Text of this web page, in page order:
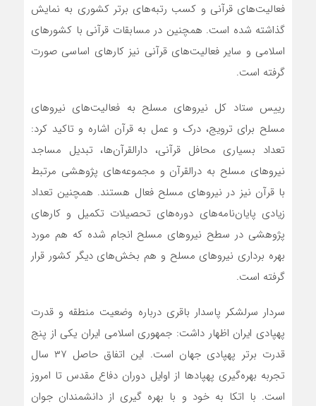
فعالیت‌های قرآنی و کسب رتبه‌های برتر کشوری به نمایش
گذاشته شده است. همچنین در مسابقات قرآنی با کشورهای
اسلامی و سایر فعالیت‌های قرآنی نیز کارهای اساسی صورت
گرفته است.
رییس ستاد کل نیروهای مسلح به فعالیت‌های نیروهای
مسلح برای ترویج، درک و عمل به قرآن اشاره و تاکید کرد:
تعداد بسیاری محافل قرآنی، دارالقرآن‌ها، تبدیل مساجد
نیروهای مسلح به درالقرآن و مجموعه‌های پژوهشی مرتبط
با قرآن نیز در نیروهای مسلح فعال هستند. همچنین تعداد
زیادی پایان‌نامه‌های دوره‌های تحصیلات تکمیل و کارهای
پژوهشی در سطح نیروهای مسلح انجام شده که هم مورد
بهره برداری نیروهای مسلح و هم بخش‌های دیگر کشور قرار
گرفته است.
سردار سرلشکر پاسدار باقری درباره وضعیت منطقه و قدرت
پهپادی ایران اظهار داشت: جمهوری اسلامی ایران یکی از پنج
قدرت برتر پهپادی جهان است. این اتفاق حاصل ۳۷ سال
تجربه بهره‌گیری پهپادها از اوایل دوران دفاع مقدس تا امروز
است. با اتکا به خود و با بهره گیری از دانشمندان جوان